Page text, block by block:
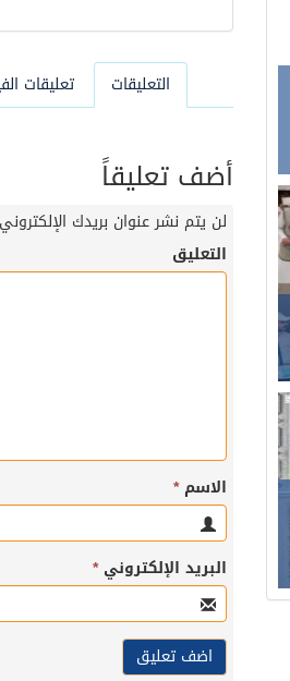
التعليقات تعليقات
أضف تعليقاً
لن يتم نشر عنوان بريدك
التعليق
الاسم*
البريد الإلكتروني*